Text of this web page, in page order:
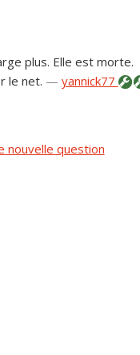
plus. Elle est morte.
le net. — yannick77
nouvelle question